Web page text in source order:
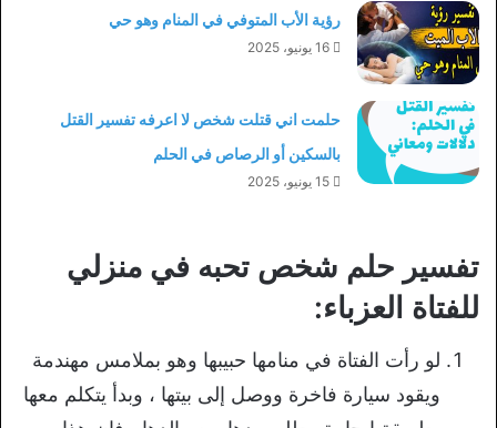
رؤية الأب المتوفي في المنام وهو حي
16 يونيو، 2025
حلمت اني قتلت شخص لا اعرفه تفسير القتل
بالسكين أو الرصاص في الحلم
15 يونيو، 2025
تفسير حلم شخص تحبه في منزلي
للفتاة العزباء:
لو رأت الفتاة في منامها حبيبها وهو بملامس مهندمة
ويقود سيارة فاخرة ووصل إلى بيتها ، وبدأ يتكلم معها